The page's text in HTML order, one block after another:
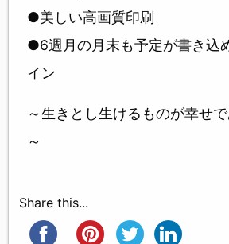
●美しい高画質印刷
●6週月の月末も予定が書き込
イン
～生きとし生けるものが幸せ
～
Share this...